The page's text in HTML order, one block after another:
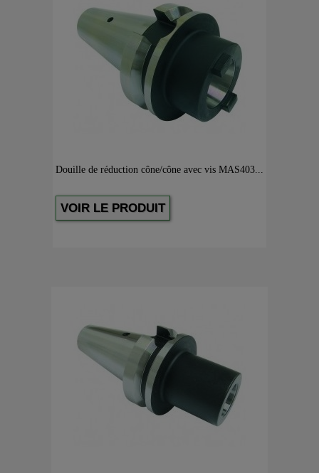
Douille de réduction cône/cône avec vis MAS403...
VOIR LE PRODUIT